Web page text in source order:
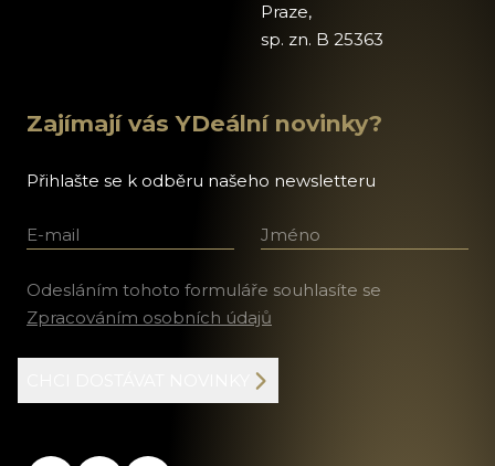
Praze,
sp. zn. B 25363
Zajímají vás YDeální novinky?
Přihlašte se k odběru našeho newsletteru
E-mail Jméno a příjmení
Odesláním tohoto formuláře souhlasíte se
Zpracováním osobních údajů